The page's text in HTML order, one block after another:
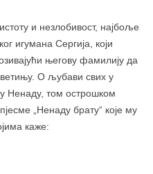
и незлобивост, најбоље
игумана Сергија, који
његову фамилију да
О љубави свих у
Ненаду, том острошком
„Ненаду брату“ које му
каже: